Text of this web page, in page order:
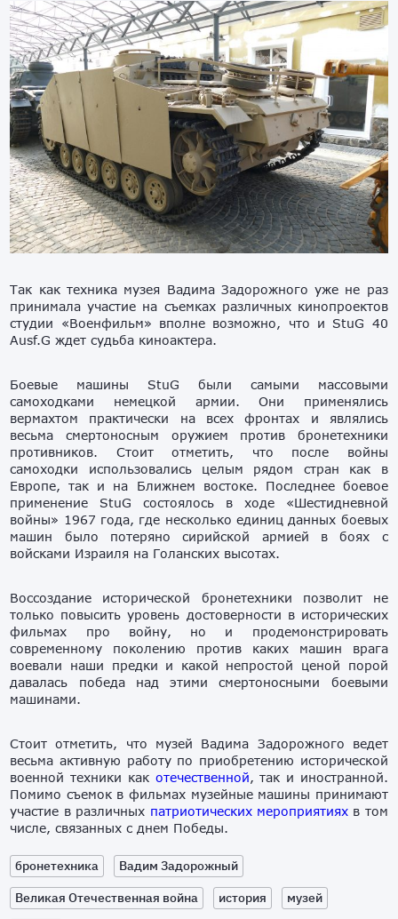
Так как техника музея Вадима Задорожного уже не раз
принимала участие на съемках различных кинопроектов
студии «Военфильм» вполне возможно, что и StuG 40
Ausf.G ждет судьба киноактера.
Боевые машины StuG были самыми массовыми
самоходками немецкой армии. Они применялись
вермахтом практически на всех фронтах и являлись
весьма смертоносным оружием против бронетехники
противников. Стоит отметить, что после войны
самоходки использовались целым рядом стран как в
Европе, так и на Ближнем востоке. Последнее боевое
применение StuG состоялось в ходе «Шестидневной
войны» 1967 года, где несколько единиц данных боевых
машин было потеряно сирийской армией в боях с
войсками Израиля на Голанских высотах.
Воссоздание исторической бронетехники позволит не
только повысить уровень достоверности в исторических
фильмах про войну, но и продемонстрировать
современному поколению против каких машин врага
воевали наши предки и какой непростой ценой порой
давалась победа над этими смертоносными боевыми
машинами.
Стоит отметить, что музей Вадима Задорожного ведет
весьма активную работу по приобретению исторической
военной техники как отечественной, так и иностранной.
Помимо съемок в фильмах музейные машины принимают
участие в различных патриотических мероприятияхв том
числе, связанных с днем Победы.
бронетехника
Вадим Задорожный
Великая Отечественная война
история
музей